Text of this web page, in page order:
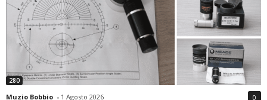
280
Muzio Bobbio - 1 Agosto 2026 0